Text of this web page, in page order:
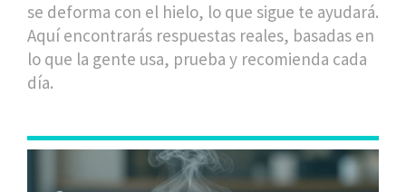
se deforma con el hielo, lo que sigue te ayudará.
Aquí encontrarás respuestas reales, basadas en
lo que la gente usa, prueba y recomienda cada
día.